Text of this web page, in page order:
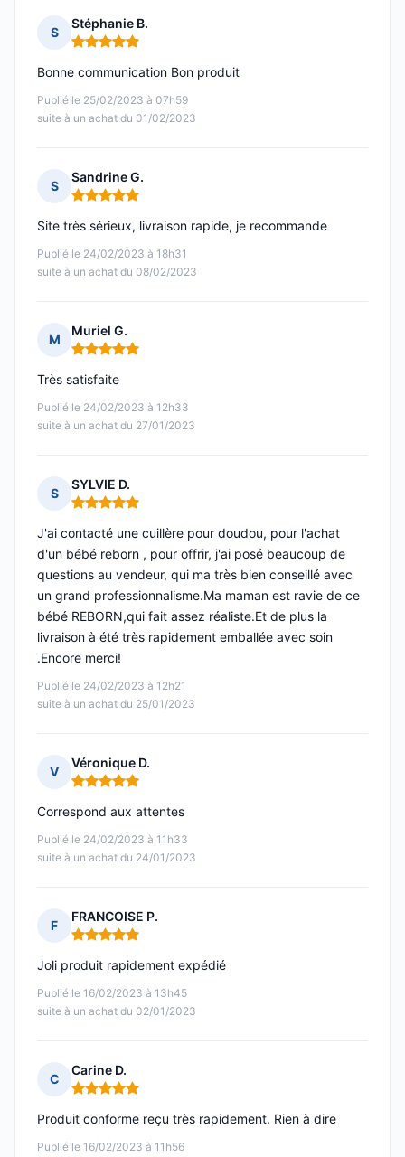
S
Stéphanie B.
Note : 5 sur 5
Publié le 25/02/2023 à 07h59
suite à un achat du 01/02/2023
Bonne communication Bon produit
S
Sandrine G.
Note : 5 sur 5
Publié le 24/02/2023 à 18h31
suite à un achat du 08/02/2023
Site très sérieux, livraison rapide, je recommande
M
Muriel G.
Note : 5 sur 5
Publié le 24/02/2023 à 12h33
suite à un achat du 27/01/2023
Très satisfaite
S
SYLVIE D.
Note : 5 sur 5
Publié le 24/02/2023 à 12h21
suite à un achat du 25/01/2023
J'ai contacté une cuillère pour doudou, pour l'achat
d'un bébé reborn , pour offrir, j'ai posé beaucoup de
questions au vendeur, qui ma très bien conseillé avec
un grand professionnalisme.Ma maman est ravie de ce
bébé REBORN,qui fait assez réaliste.Et de plus la
livraison à été très rapidement emballée avec soin
.Encore merci!
V
Véronique D.
Note : 5 sur 5
Publié le 24/02/2023 à 11h33
suite à un achat du 24/01/2023
Correspond aux attentes
F
FRANCOISE P.
Note : 5 sur 5
Publié le 16/02/2023 à 13h45
suite à un achat du 02/01/2023
Joli produit rapidement expédié
C
Carine D.
Note : 5 sur 5
Publié le 16/02/2023 à 11h56
Produit conforme reçu très rapidement. Rien à dire